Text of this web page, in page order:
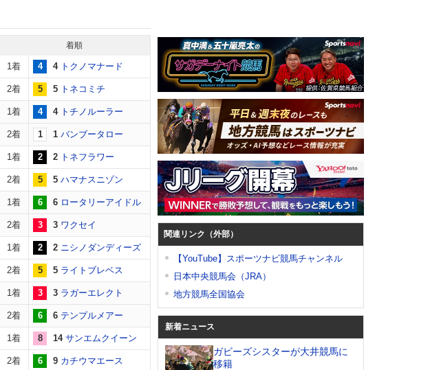
着順
1着 4 4 トクノマナード
2着 5 5 トネコミチ
1着 4 4 トチノルーラー
2着 1 1 バンブータロー
1着 2 2 トネフラワー
2着 5 5 ハマナスニゾン
1着 6 6 ロータリーアイドル
2着 3 3 ワクセイ
1着 2 2 ニシノダンディーズ
2着 5 5 ライトブレベス
1着 3 3 ラガーエレクト
2着 6 6 テンプルメアー
1着 8 14 サンエムクイーン
2着 6 9 カチウマエース
関連リンク（外部）
【YouTube】スポーツナビ競馬チャンネル
日本中央競馬会（JRA）
地方競馬全国協会
新着ニュース
ガビーズシスターが大井競馬に
移籍